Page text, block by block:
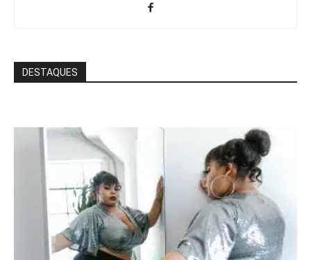
DESTAQUES